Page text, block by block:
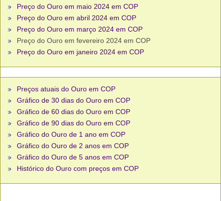
Preço do Ouro em maio 2024 em COP
Preço do Ouro em abril 2024 em COP
Preço do Ouro em março 2024 em COP
Preço do Ouro em fevereiro 2024 em COP
Preço do Ouro em janeiro 2024 em COP
Preços atuais do Ouro em COP
Gráfico de 30 dias do Ouro em COP
Gráfico de 60 dias do Ouro em COP
Gráfico de 90 dias do Ouro em COP
Gráfico do Ouro de 1 ano em COP
Gráfico do Ouro de 2 anos em COP
Gráfico do Ouro de 5 anos em COP
Histórico do Ouro com preços em COP